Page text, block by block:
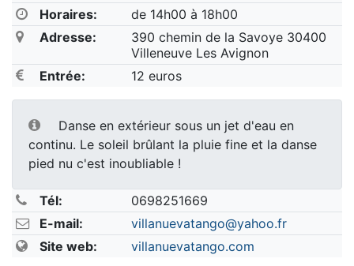
Horaires:
de 14h00 à 18h00
Adresse:
390 chemin de la Savoye 30400
Villeneuve Les Avignon
Entrée:
12 euros
Danse en extérieur sous un jet d'eau en
continu. Le soleil brûlant la pluie fine et la danse
pied nu c'est inoubliable !
Tél:
0698251669
E-mail:
villanuevatango@yahoo.fr
Site web:
villanuevatango.com